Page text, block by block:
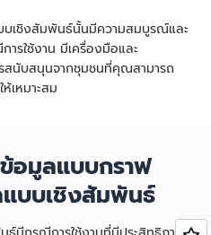
บเชิงสัมพันธ์นั้นมีความสมบูรณ์และ
ารใช้งาน มีเครื่องมือและ
สนับสนุนจากชุมชนที่คุณสามารถ
เหมาะสม
ข้อมูลแบบกราฟ
บบเชิงสัมพันธ์